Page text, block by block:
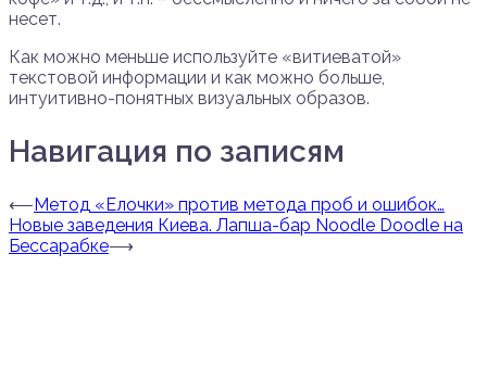
несет.
Как можно меньше используйте «витиеватой»
текстовой информации и как можно больше,
интуитивно-понятных визуальных образов.
Навигация по записям
⟵Метод «Елочки» против метода проб и ошибок…
Новые заведения Киева. Лапша-бар Noodle Doodle на
Бессарабке⟶